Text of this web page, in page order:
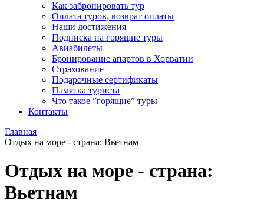
Как забронировать тур
Оплата туров, возврат оплаты
Наши достижения
Подписка на горящие туры
Авиабилеты
Бронирование апартов в Хорватии
Страхование
Подарочные сертификаты
Памятка туриста
Что такое ”горящие” туры
Контакты
Главная
Отдых на море - страна: Вьетнам
Отдых на море - страна:
Вьетнам